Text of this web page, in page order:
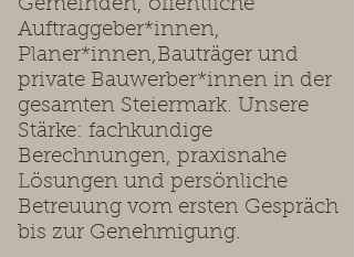
Gemeinden, öffentliche
Auftraggeber*innen,
Planer*innen,Bauträger und
private Bauwerber*innen in der
gesamten Steiermark. Unsere
Stärke: fachkundige
Berechnungen, praxisnahe
Lösungen und persönliche
Betreuung vom ersten Gespräch
bis zur Genehmigung.